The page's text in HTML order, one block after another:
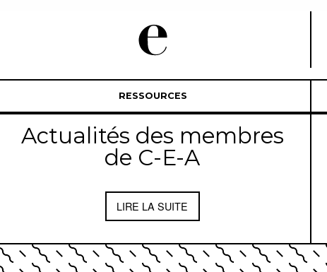
RESSOURCES
Actualités des membres
de C-E-A
LIRE LA SUITE